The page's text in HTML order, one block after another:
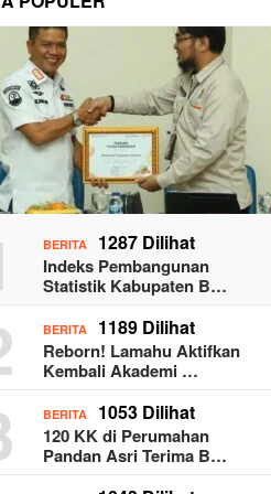
BERITA 1287 Dilihat
Indeks Pembangunan
Statistik Kabupaten B…
BERITA 1189 Dilihat
Reborn! Lamahu Aktifkan
Kembali Akademi …
BERITA 1053 Dilihat
120 KK di Perumahan
Pandan Asri Terima B…